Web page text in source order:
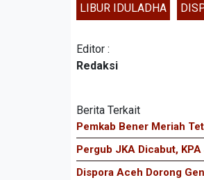
LIBUR IDULADHA
Editor :
Redaksi
Berita Terkait
Pemkab Bener Meriah
Pergub JKA Dicabut,
Dispora Aceh Dorong